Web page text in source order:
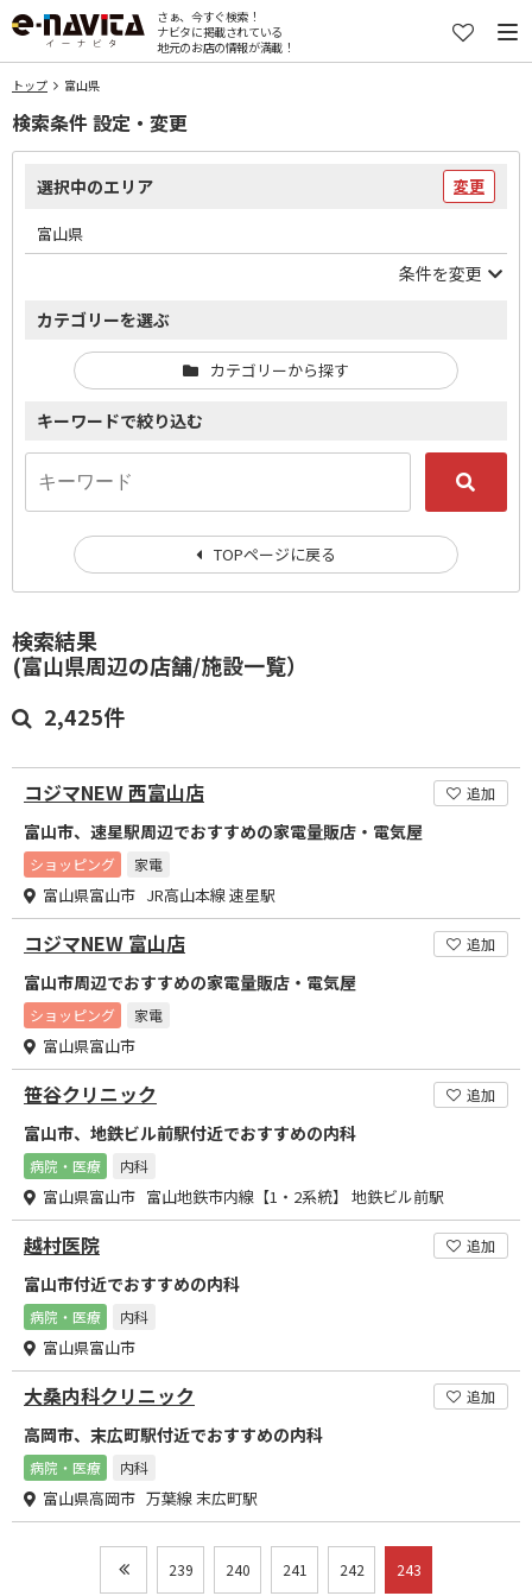
さぁ、今すぐ検索！
ナビタに掲載されている
地元のお店の情報が満載！
トップ 富山県
検索結果
(富山県周辺の店舗/施設一覧）
2,425件
コジマNEW 西富山店 追加
富山市、速星駅周辺でおすすめの家電量販店・電気屋
ショッピング 家電
富山県富山市 JR高山本線 速星駅
コジマNEW 富山店 追加
富山市周辺でおすすめの家電量販店・電気屋
ショッピング 家電
富山県富山市
笹谷クリニック 追加
富山市、地鉄ビル前駅付近でおすすめの内科
病院・医療 内科
富山県富山市 富山地鉄市内線【1・2系統】 地鉄ビル前駅
越村医院 追加
富山市付近でおすすめの内科
病院・医療 内科
富山県富山市
大桑内科クリニック 追加
高岡市、末広町駅付近でおすすめの内科
病院・医療 内科
富山県高岡市 万葉線 末広町駅
239 240 241 242 243
検索条件 設定・変更
選択中のエリア 変更
富山県
条件を変更
カテゴリーを選ぶ
カテゴリーから探す
キーワードで絞り込む
TOPページに戻る